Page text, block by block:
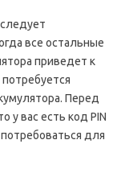
все остальные
приведет к
Перед
у вас есть код PIN
для